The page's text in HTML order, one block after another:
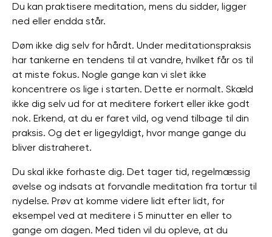
Du kan praktisere meditation, mens du sidder, ligger
ned eller endda står.
Døm ikke dig selv for hårdt. Under meditationspraksis
har tankerne en tendens til at vandre, hvilket får os til
at miste fokus. Nogle gange kan vi slet ikke
koncentrere os lige i starten. Dette er normalt. Skæld
ikke dig selv ud for at meditere forkert eller ikke godt
nok. Erkend, at du er faret vild, og vend tilbage til din
praksis. Og det er ligegyldigt, hvor mange gange du
bliver distraheret.
Du skal ikke forhaste dig. Det tager tid, regelmæssig
øvelse og indsats at forvandle meditation fra tortur til
nydelse. Prøv at komme videre lidt efter lidt, for
eksempel ved at meditere i 5 minutter en eller to
gange om dagen. Med tiden vil du opleve, at du